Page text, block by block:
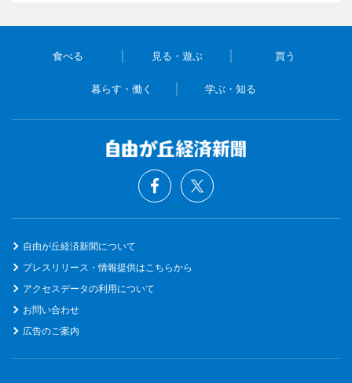
食べる 見る・遊ぶ 買う
暮らす・働く 学ぶ・知る
自由が丘経済新聞について
プレスリリース・情報提供はこちらから
アクセスデータの利用について
お問い合わせ
広告のご案内